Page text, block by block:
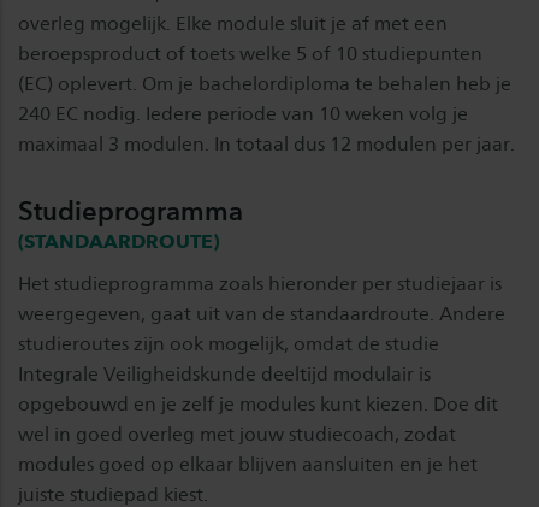
overleg mogelijk. Elke module sluit je af met een
beroepsproduct of toets welke 5 of 10 studiepunten
(EC) oplevert. Om je bachelordiploma te behalen heb je
240 EC nodig. Iedere periode van 10 weken volg je
maximaal 3 modulen. In totaal dus 12 modulen per jaar.
Studieprogramma
(STANDAARDROUTE)
Het studieprogramma zoals hieronder per studiejaar is
weergegeven, gaat uit van de standaardroute. Andere
studieroutes zijn ook mogelijk, omdat de studie
Integrale Veiligheidskunde deeltijd modulair is
opgebouwd en je zelf je modules kunt kiezen. Doe dit
wel in goed overleg met jouw studiecoach, zodat
modules goed op elkaar blijven aansluiten en je het
juiste studiepad kiest.